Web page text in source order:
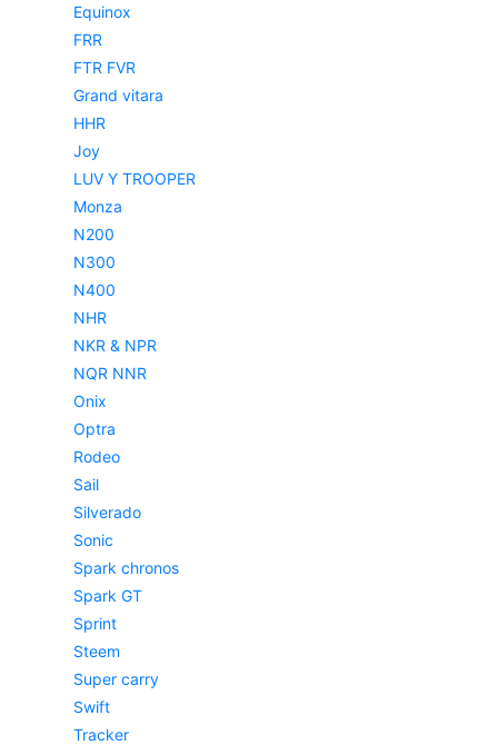
Equinox
FRR
FTR FVR
Grand vitara
HHR
Joy
LUV Y TROOPER
Monza
N200
N300
N400
NHR
NKR & NPR
NQR NNR
Onix
Optra
Rodeo
Sail
Silverado
Sonic
Spark chronos
Spark GT
Sprint
Steem
Super carry
Swift
Tracker